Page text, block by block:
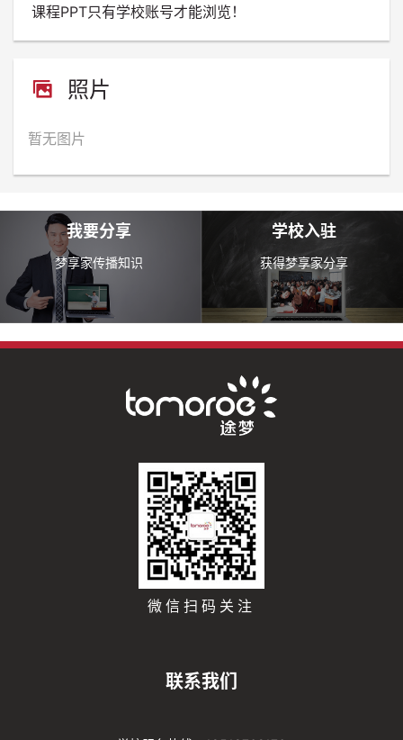
课程PPT只有学校账号才能浏览！
照片
暂无图片
我要分享
梦享家传播知识
学校入驻
获得梦享家分享
微信扫码关注
联系我们